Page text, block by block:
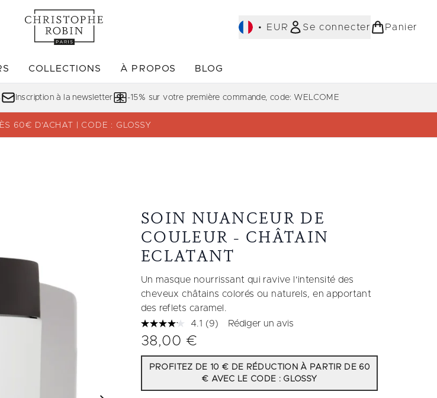
• EUR Se connecter Panier
Accédez au sous-menu (DÉCOUVRIR) Accédez au sous-menu (BEST-SELLERS)
COLLECTIONS
Accédez au sous-menu (COLLECTIONS)
À PROPOS BLOG
Inscription à la newsletter -15% sur votre première commande, code: WELCOME
60€ D’ACHAT | CODE : GLOSSY
SOIN NUANCEUR DE
COULEUR - CHÂTAIN
ECLATANT
Un masque nourrissant qui ravive l'intensité des
cheveux châtains colorés ou naturels, en apportant
des reflets caramel.
4.1 Lire
Lien
sur
la
même
page.
(9) Rédiger un avis
38,00 €
PROFITEZ DE 10 € DE RÉDUCTION À PARTIR DE 60
€ AVEC LE CODE : GLOSSY